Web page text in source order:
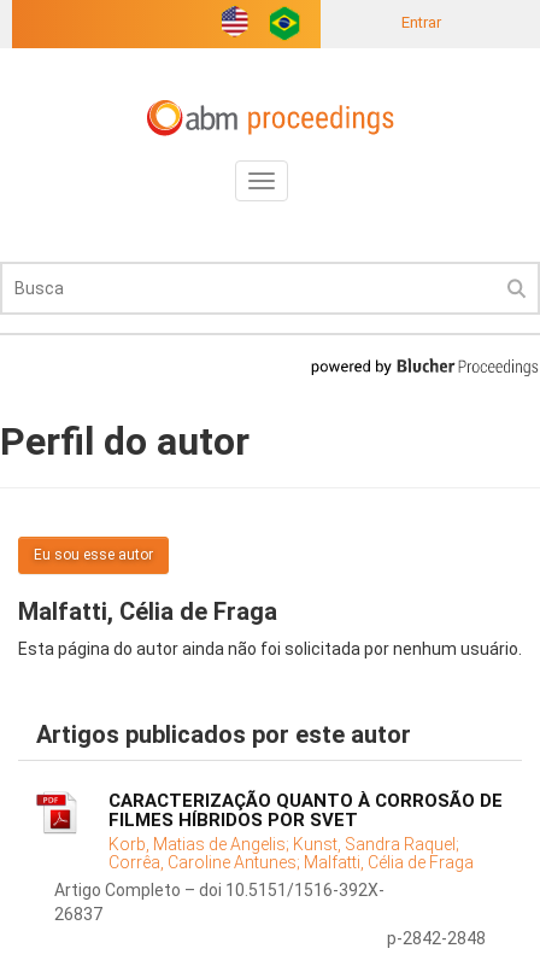
Entrar
Toggle
navigation
Perfil do autor
Eu sou esse autor
Malfatti, Célia de Fraga
Esta página do autor ainda não foi solicitada por nenhum usuário.
Artigos publicados por este autor
CARACTERIZAÇÃO QUANTO À CORROSÃO DE
FILMES HÍBRIDOS POR SVET
Korb, Matias de Angelis; Kunst, Sandra Raquel;
Corrêa, Caroline Antunes; Malfatti, Célia de Fraga
Artigo Completo – doi 10.5151/1516-392X-
26837
p-2842-2848